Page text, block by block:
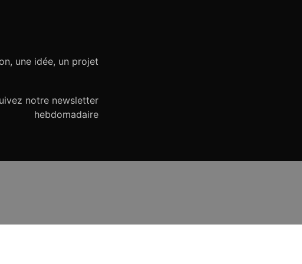
une idée, un projet
notre newsletter
hebdomadaire